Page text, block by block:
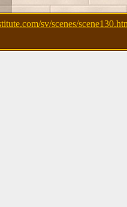
sv/scenes/